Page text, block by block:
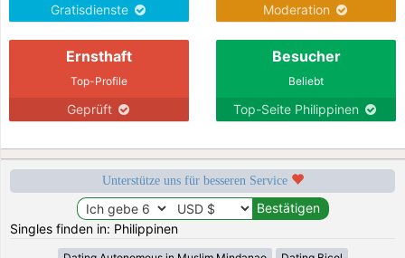
Gratisdienste Moderation
Ernsthaft
Top-Profile
Geprüft
Besucher
Beliebt
Top-Seite Philippinen
Unterstütze uns für besseren Service
Singles finden in: Philippinen